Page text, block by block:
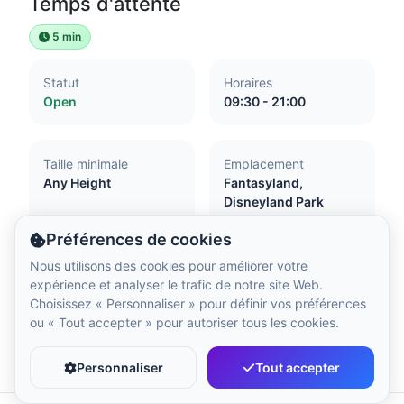
12:58 AM
Shanghai Disneyland
Heure locale : 12:58 AM
Tokyo DisneySea
Heure locale :1:58 AM
Tokyo Disneyland
1:58 AM
Préférences de cookies
Nous utilisons des cookies pour améliorer votre
expérience et analyser le trafic de notre site Web.
Choisissez « Personnaliser » pour définir vos préférences
ou « Tout accepter » pour autoriser tous les cookies.
Personnaliser Tout accepter
5 min
Statut
Open
Horaires
09:30 - 21:00
Taille minimale
Any Height
Emplacement
Fantasyland,
Disneyland Park
Accessibilité
Attraction with little or no flash
Not advised for pregnant women
Transfer from your wheelchair essential
Guide and assistance dogs not accepted